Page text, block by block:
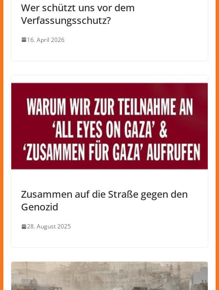
Wer schützt uns vor dem
Verfassungsschutz?
16. April 2026
Zusammen auf die Straße gegen den
Genozid
28. August 2025